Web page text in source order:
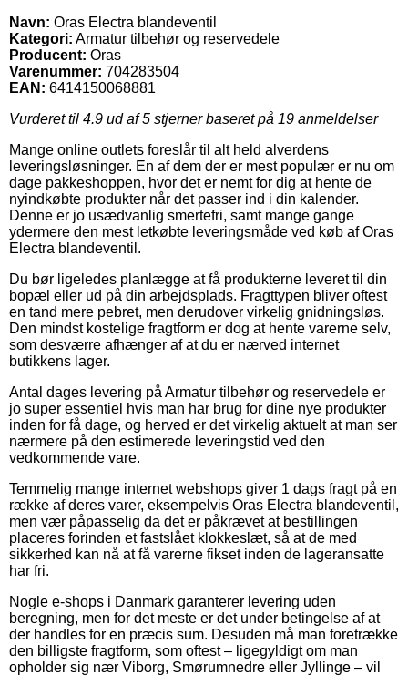
Navn: Oras Electra blandeventil
Kategori: Armatur tilbehør og reservedele
Producent: Oras
Varenummer: 704283504
EAN: 6414150068881
Vurderet til 4.9 ud af 5 stjerner baseret på 19 anmeldelser
Mange online outlets foreslår til alt held alverdens
leveringsløsninger. En af dem der er mest populær er nu om
dage pakkeshoppen, hvor det er nemt for dig at hente de
nyindkøbte produkter når det passer ind i din kalender.
Denne er jo usædvanlig smertefri, samt mange gange
ydermere den mest letkøbte leveringsmåde ved køb af Oras
Electra blandeventil.
Du bør ligeledes planlægge at få produkterne leveret til din
bopæl eller ud på din arbejdsplads. Fragttypen bliver oftest
en tand mere pebret, men derudover virkelig gnidningsløs.
Den mindst kostelige fragtform er dog at hente varerne selv,
som desværre afhænger af at du er nærved internet
butikkens lager.
Antal dages levering på Armatur tilbehør og reservedele er
jo super essentiel hvis man har brug for dine nye produkter
inden for få dage, og herved er det virkelig aktuelt at man ser
nærmere på den estimerede leveringstid ved den
vedkommende vare.
Temmelig mange internet webshops giver 1 dags fragt på en
række af deres varer, eksempelvis Oras Electra blandeventil,
men vær påpasselig da det er påkrævet at bestillingen
placeres forinden et fastslået klokkeslæt, så at de med
sikkerhed kan nå at få varerne fikset inden de lageransatte
har fri.
Nogle e-shops i Danmark garanterer levering uden
beregning, men for det meste er det under betingelse af at
der handles for en præcis sum. Desuden må man foretrække
den billigste fragtform, som oftest – ligegyldigt om man
opholder sig nær Viborg, Smørumnedre eller Jyllinge – vil